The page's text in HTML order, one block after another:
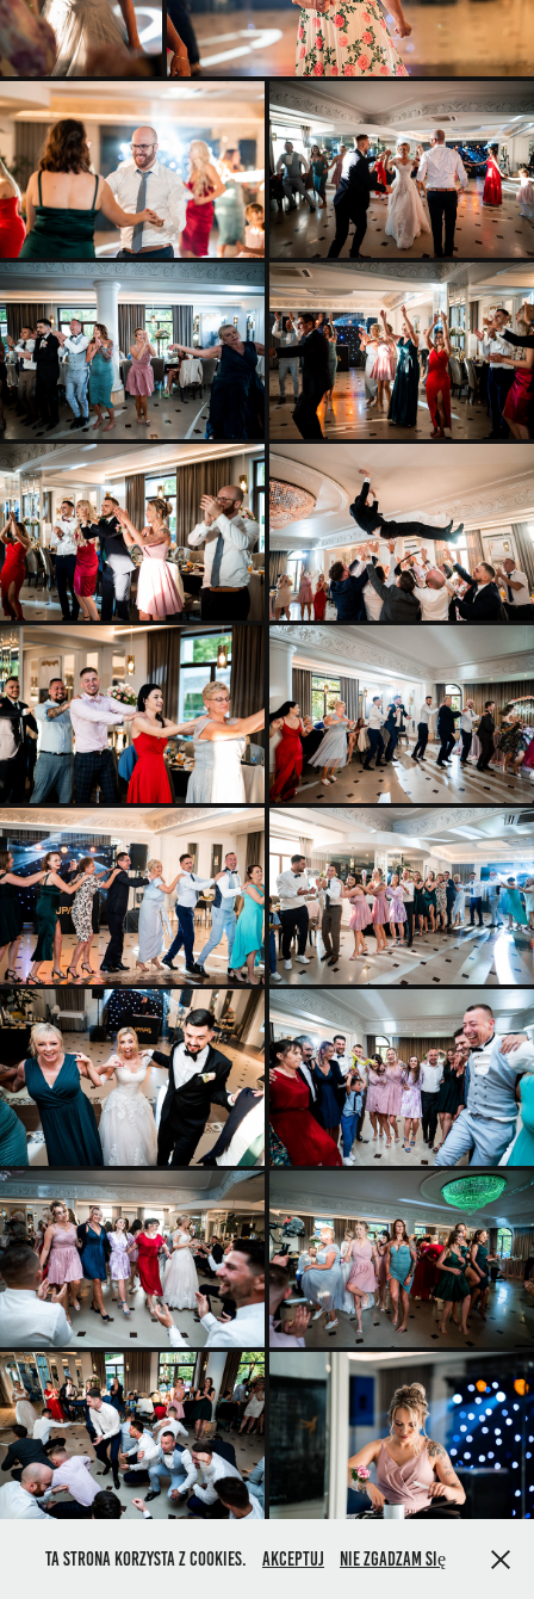
Ta strona korzysta z cookies. Akceptuj Nie zgadzam się